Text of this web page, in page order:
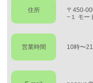
住所
〒450-
−１ モー
営業時間 10時〜21